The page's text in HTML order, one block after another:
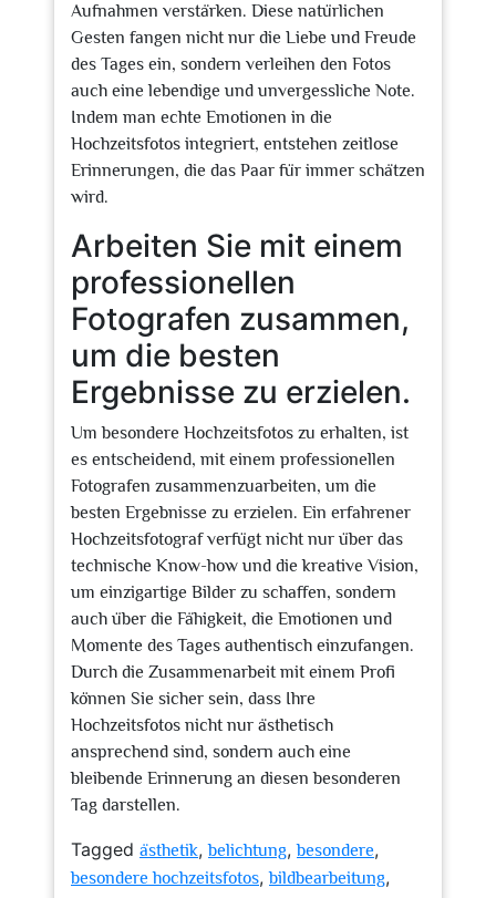
Aufnahmen verstärken. Diese natürlichen
Gesten fangen nicht nur die Liebe und Freude
des Tages ein, sondern verleihen den Fotos
auch eine lebendige und unvergessliche Note.
Indem man echte Emotionen in die
Hochzeitsfotos integriert, entstehen zeitlose
Erinnerungen, die das Paar für immer schätzen
wird.
Arbeiten Sie mit einem
professionellen
Fotografen zusammen,
um die besten
Ergebnisse zu erzielen.
Um besondere Hochzeitsfotos zu erhalten, ist
es entscheidend, mit einem professionellen
Fotografen zusammenzuarbeiten, um die
besten Ergebnisse zu erzielen. Ein erfahrener
Hochzeitsfotograf verfügt nicht nur über das
technische Know-how und die kreative Vision,
um einzigartige Bilder zu schaffen, sondern
auch über die Fähigkeit, die Emotionen und
Momente des Tages authentisch einzufangen.
Durch die Zusammenarbeit mit einem Profi
können Sie sicher sein, dass Ihre
Hochzeitsfotos nicht nur ästhetisch
ansprechend sind, sondern auch eine
bleibende Erinnerung an diesen besonderen
Tag darstellen.
Tagged ästhetik,belichtung,besondere,
besondere hochzeitsfotos,bildbearbeitung,